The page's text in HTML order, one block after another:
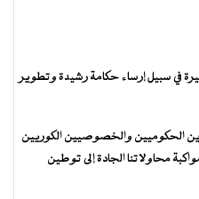
في سبيل إرساء حكامة رشيدة وتطوير
الحكوميين والخصوصيين الكوريين
محاولاتنا الجادة إلى توطين